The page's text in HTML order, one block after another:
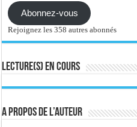
Abonnez-vous
Rejoignez les 358 autres abonnés
Lecture(s) en cours
A propos de l’auteur